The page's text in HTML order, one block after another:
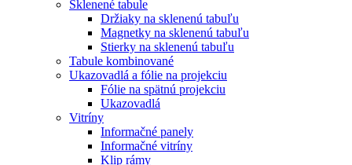
Sklenené tabule
Držiaky na sklenenú tabuľu
Magnetky na sklenenú tabuľu
Stierky na sklenenú tabuľu
Tabule kombinované
Ukazovadlá a fólie na projekciu
Fólie na spätnú projekciu
Ukazovadlá
Vitríny
Informačné panely
Informačné vitríny
Klip rámy